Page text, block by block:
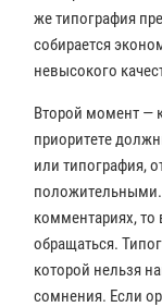
же типография
собирается
невысокого
Второй момент —
приоритете
или типография,
положительными.
комментариях, то
обращаться.
которой нельзя
сомнения. Если